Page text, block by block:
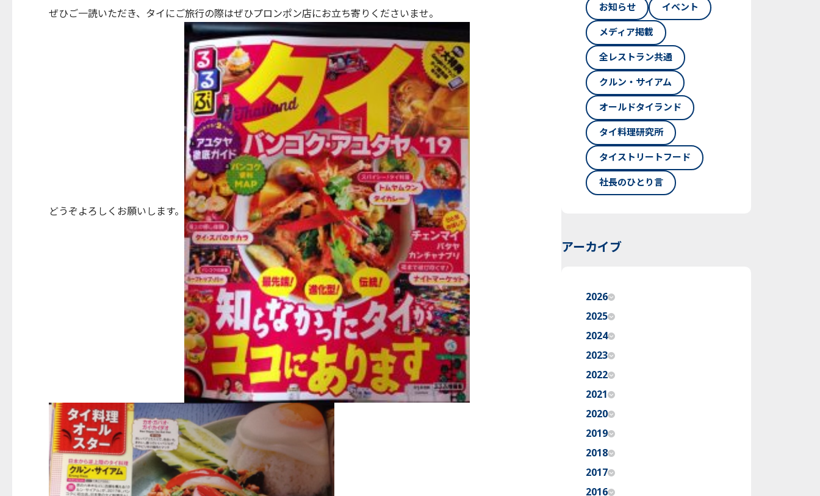
ぜひご一読いただき、タイにご旅行の際はぜひプロンポン店にお立ち寄りくださいませ。
どうぞよろしくお願いします。
お知らせ
イベント
メディア掲載
全レストラン共通
クルン・サイアム
オールドタイランド
タイ料理研究所
タイストリートフード
社長のひとり言
アーカイブ
2026
2025
2024
2023
2022
2021
2020
2019
2018
2017
2016